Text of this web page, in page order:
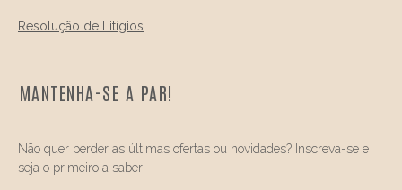
Resolução de Litígios
MANTENHA-SE A PAR!
Não quer perder as últimas ofertas ou novidades? Inscreva-se e
seja o primeiro a saber!